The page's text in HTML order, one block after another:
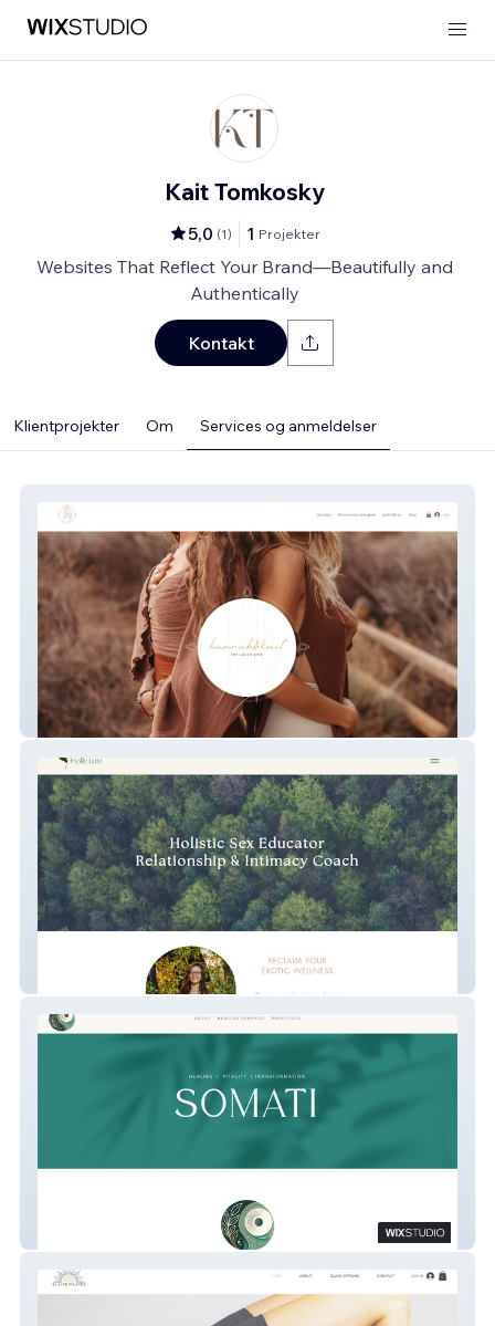
Kait Tomkosky
5,0 (1) 1 Projekter
Websites That Reflect Your Brand—Beautifully and
Authentically
Kontakt
Klientprojekter Om Services og anmeldelser
hannah&kait